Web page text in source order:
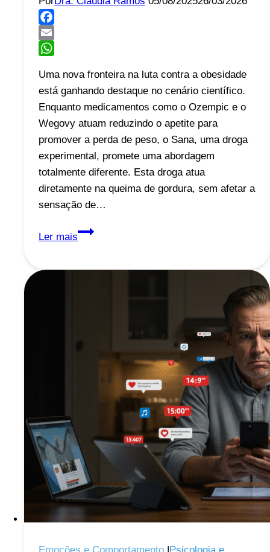
Uma nova fronteira na luta contra a obesidade
está ganhando destaque no cenário científico.
Enquanto medicamentos como o Ozempic e o
Wegovy atuam reduzindo o apetite para
promover a perda de peso, o Sana, uma droga
experimental, promete uma abordagem
totalmente diferente. Esta droga atua
diretamente na queima de gordura, sem afetar a
sensação de…
Ler mais
Sana:
Revolucionária
Obesidade